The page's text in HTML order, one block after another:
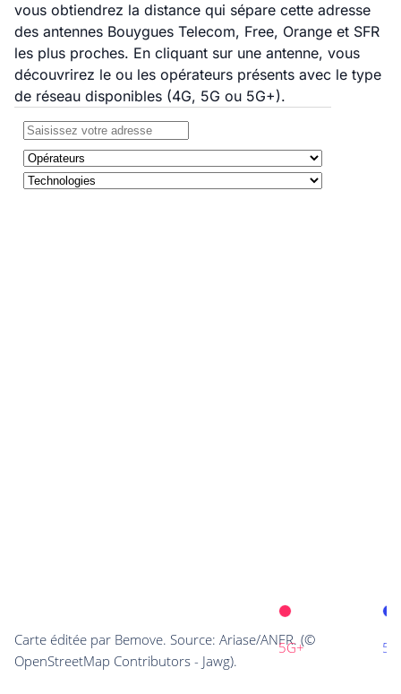
vous obtiendrez la distance qui sépare cette adresse
des antennes Bouygues Telecom, Free, Orange et SFR
les plus proches. En cliquant sur une antenne, vous
découvrirez le ou les opérateurs présents avec le type
de réseau disponibles (4G, 5G ou 5G+).